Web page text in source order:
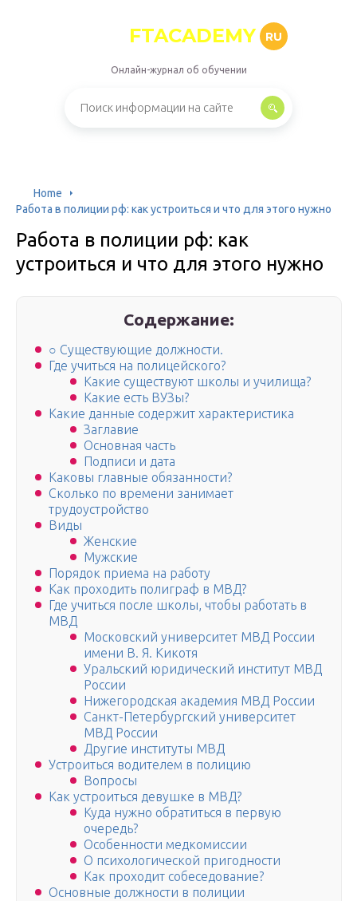
FTACADEMY RU
Онлайн-журнал об обучении
Home
Работа в полиции рф: как устроиться и что для этого нужно
Работа в полиции рф: как
устроиться и что для этого нужно
Содержание:
○ Существующие должности.
Где учиться на полицейского?
Какие существуют школы и училища?
Какие есть ВУЗы?
Какие данные содержит характеристика
Заглавие
Основная часть
Подписи и дата
Каковы главные обязанности?
Сколько по времени занимает
трудоустройство
Виды
Женские
Мужские
Порядок приема на работу
Как проходить полиграф в МВД?
Где учиться после школы, чтобы работать в
МВД
Московский университет МВД России
имени В. Я. Кикотя
Уральский юридический институт МВД
России
Нижегородская академия МВД России
Санкт-Петербургский университет
МВД России
Другие институты МВД
Устроиться водителем в полицию
Вопросы
Как устроиться девушке в МВД?
Куда нужно обратиться в первую
очередь?
Особенности медкомиссии
О психологической пригодности
Как проходит собеседование?
Основные должности в полиции